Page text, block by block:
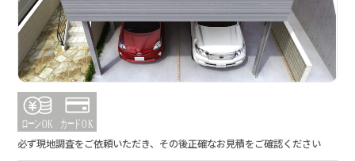
必ず現地調査をご依頼いただき、その後正確なお見積をご確認ください